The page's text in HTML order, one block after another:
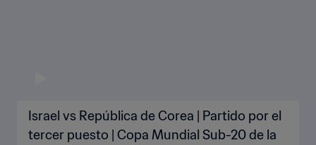
Israel vs República de Corea | Partido por el
tercer puesto | Copa Mundial Sub-20 de la